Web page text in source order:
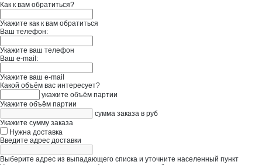
Как к вам обратиться?
Укажите как к вам обратиться
Ваш телефон:
Укажите ваш телефон
Ваш e-mail:
Укажите ваш e-mail
Какой объём вас интересует?
укажите объём партии
Укажите объём партии
сумма заказа в руб
Укажите сумму заказа
Нужна доставка
Введите адрес доставки
Выберите адрес из выпадающего списка и уточните населенный пункт